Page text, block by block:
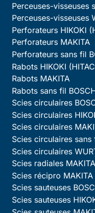
Perceuses-visseuses
Perceuses-visseuses
Perforateurs HIKOKI
Perforateurs MAKITA
Perforateurs sans fil
Rabots HIKOKI
Rabots MAKITA
Rabots sans fil
Scies circulaires
Scies circulaires
Scies circulaires
Scies circulaires sans
Scies circulaires
Scies radiales MAKITA
Scies récipro MAKITA
Scies sauteuses
Scies sauteuses